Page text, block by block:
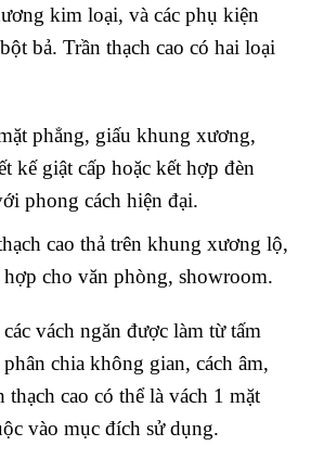
kim loại, và các phụ kiện
bả. Trần thạch cao có hai loại
phẳng, giấu khung xương,
kế giật cấp hoặc kết hợp đèn
phong cách hiện đại.
cao thả trên khung xương lộ,
cho văn phòng, showroom.
các vách ngăn được làm từ tấm
chia không gian, cách âm,
thạch cao có thể là vách 1 mặt
vào mục đích sử dụng.